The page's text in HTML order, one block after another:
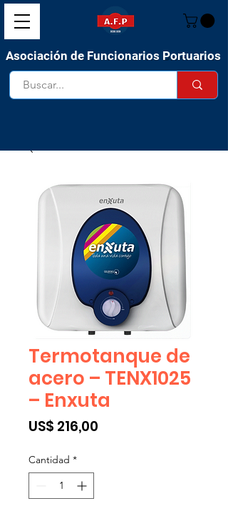
Asociación de Funcionarios Portuarios
Termotanque de
acero – TENX1025
– Enxuta
US$ 216,00
Cantidad *